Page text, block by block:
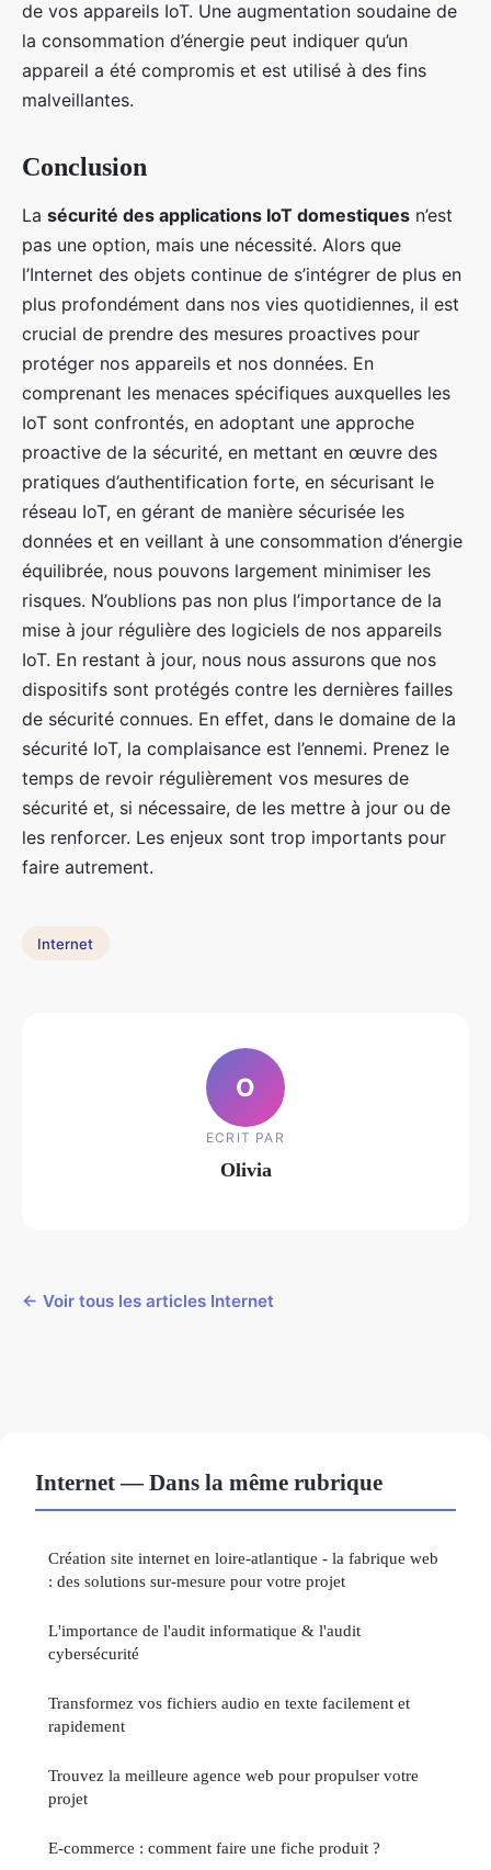
de vos appareils IoT. Une augmentation soudaine de
la consommation d’énergie peut indiquer qu’un
appareil a été compromis et est utilisé à des fins
malveillantes.
Conclusion
La sécurité des applications IoT domestiques n’est
pas une option, mais une nécessité. Alors que
l’Internet des objets continue de s’intégrer de plus en
plus profondément dans nos vies quotidiennes, il est
crucial de prendre des mesures proactives pour
protéger nos appareils et nos données. En
comprenant les menaces spécifiques auxquelles les
IoT sont confrontés, en adoptant une approche
proactive de la sécurité, en mettant en œuvre des
pratiques d’authentification forte, en sécurisant le
réseau IoT, en gérant de manière sécurisée les
données et en veillant à une consommation d’énergie
équilibrée, nous pouvons largement minimiser les
risques. N’oublions pas non plus l’importance de la
mise à jour régulière des logiciels de nos appareils
IoT. En restant à jour, nous nous assurons que nos
dispositifs sont protégés contre les dernières failles
de sécurité connues. En effet, dans le domaine de la
sécurité IoT, la complaisance est l’ennemi. Prenez le
temps de revoir régulièrement vos mesures de
sécurité et, si nécessaire, de les mettre à jour ou de
les renforcer. Les enjeux sont trop importants pour
faire autrement.
Internet
O
ECRIT PAR
Olivia
← Voir tous les articles Internet
Internet — Dans la même rubrique
Création site internet en loire-atlantique - la fabrique web
: des solutions sur-mesure pour votre projet
L'importance de l'audit informatique & l'audit
cybersécurité
Transformez vos fichiers audio en texte facilement et
rapidement
Trouvez la meilleure agence web pour propulser votre
projet
E-commerce : comment faire une fiche produit ?